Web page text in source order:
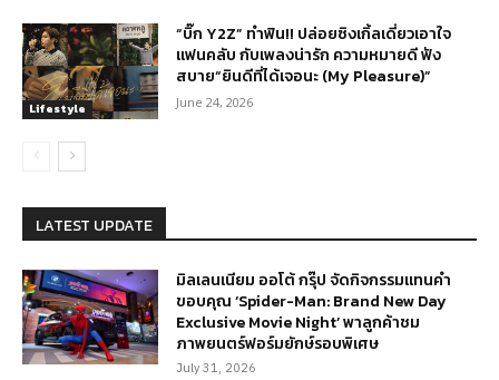
Lifestyle
“บิ๊ก Y2Z” ทำฟิน!! ปล่อยซิงเกิ้ลเดี่ยวเอาใจ
แฟนคลับ กับเพลงน่ารัก ความหมายดี ฟัง
สบาย“ยินดีที่ได้เจอนะ (My Pleasure)”
June 24, 2026
LATEST UPDATE
มิลเลนเนียม ออโต้ กรุ๊ป จัดกิจกรรมแทนคำ
ขอบคุณ ‘Spider-Man: Brand New Day
Exclusive Movie Night’ พาลูกค้าชม
ภาพยนตร์ฟอร์มยักษ์รอบพิเศษ
July 31, 2026